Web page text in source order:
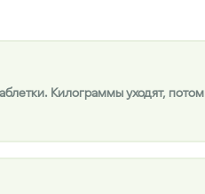
Килограммы уходят, потом